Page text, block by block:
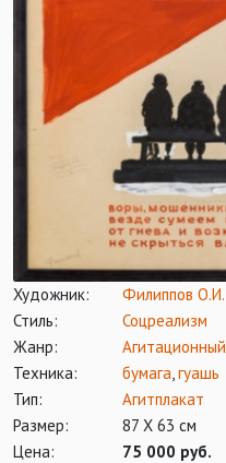
Художник:
Филиппов О.И.
Стиль:
Соцреализм
Жанр:
Техника:
бумага,гуашь
Тип:
Агитплакат
Размер:
87 Х 63 см
Цена:
75 000 руб.